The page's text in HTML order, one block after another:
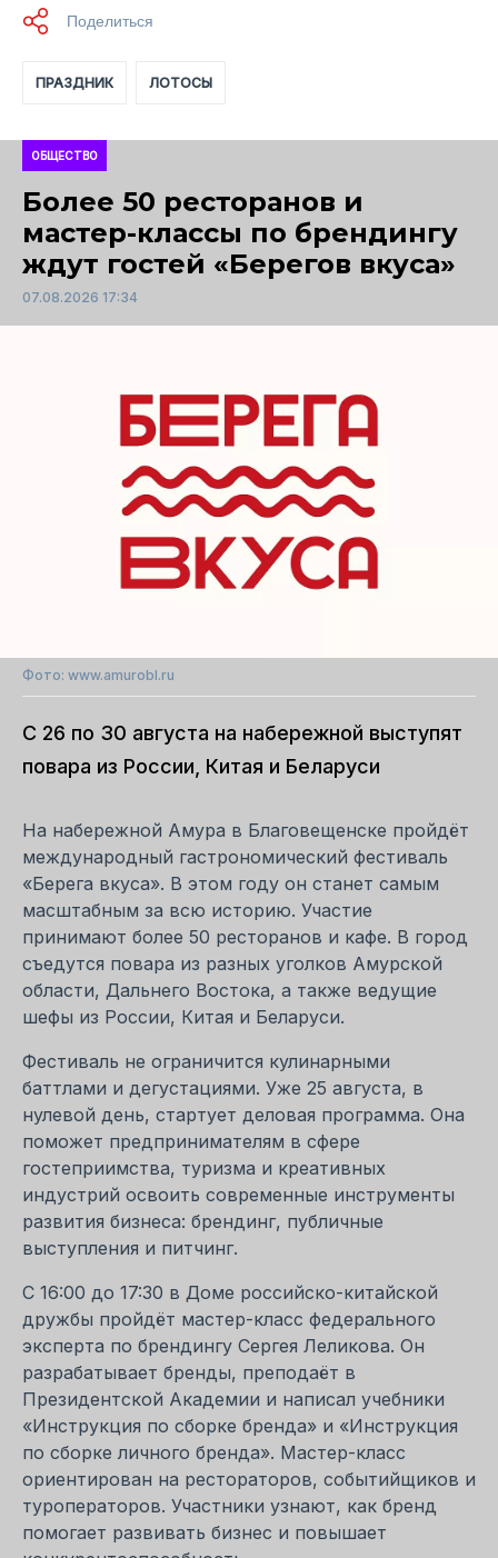
ПРАЗДНИК ЛОТОСЫ
ОБЩЕСТВО
Более 50 ресторанов и
мастер-классы по брендингу
ждут гостей «Берегов вкуса»
07.08.2026 17:34
Фото: www.amurobl.ru
С 26 по 30 августа на набережной выступят
повара из России, Китая и Беларуси
На набережной Амура в Благовещенске пройдёт
международный гастрономический фестиваль
«Берега вкуса». В этом году он станет самым
масштабным за всю историю. Участие
принимают более 50 ресторанов и кафе. В город
съедутся повара из разных уголков Амурской
области, Дальнего Востока, а также ведущие
шефы из России, Китая и Беларуси.
Фестиваль не ограничится кулинарными
баттлами и дегустациями. Уже 25 августа, в
нулевой день, стартует деловая программа. Она
поможет предпринимателям в сфере
гостеприимства, туризма и креативных
индустрий освоить современные инструменты
развития бизнеса: брендинг, публичные
выступления и питчинг.
С 16:00 до 17:30 в Доме российско-китайской
дружбы пройдёт мастер-класс федерального
эксперта по брендингу Сергея Леликова. Он
разрабатывает бренды, преподаёт в
Президентской Академии и написал учебники
«Инструкция по сборке бренда» и «Инструкция
по сборке личного бренда». Мастер-класс
ориентирован на рестораторов, событийщиков и
туроператоров. Участники узнают, как бренд
помогает развивать бизнес и повышает